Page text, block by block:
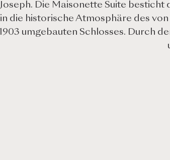
Joseph. Die Maisonette Suite
in die historische Atmosphäre des
1903 umgebauten Schlosses. Durch